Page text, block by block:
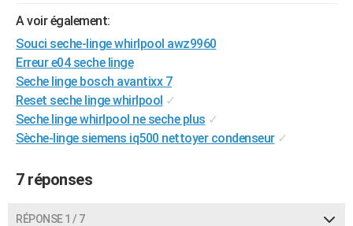
A voir également:
Souci seche-linge whirlpool awz9960
Erreur e04 seche linge
Seche linge bosch avantixx 7
Reset seche linge whirlpool ✓
Seche linge whirlpool ne seche plus ✓
Sèche-linge siemens iq500 nettoyer condenseur ✓
7 réponses
RÉPONSE 1 / 7